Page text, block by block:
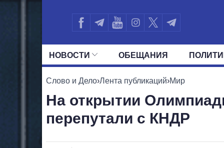
НОВОСТИ ОБЕЩАНИЯ
ВСЕ ПОЛИТИКИ ПРЕЗИДЕНТ И
Слово и Дело›Лента публикаций›Мир
На открытии
перепутали с КНДР